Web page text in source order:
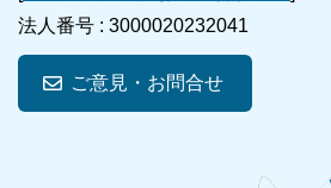
法人番号 : 3000020232041
ご意見・お問合せ